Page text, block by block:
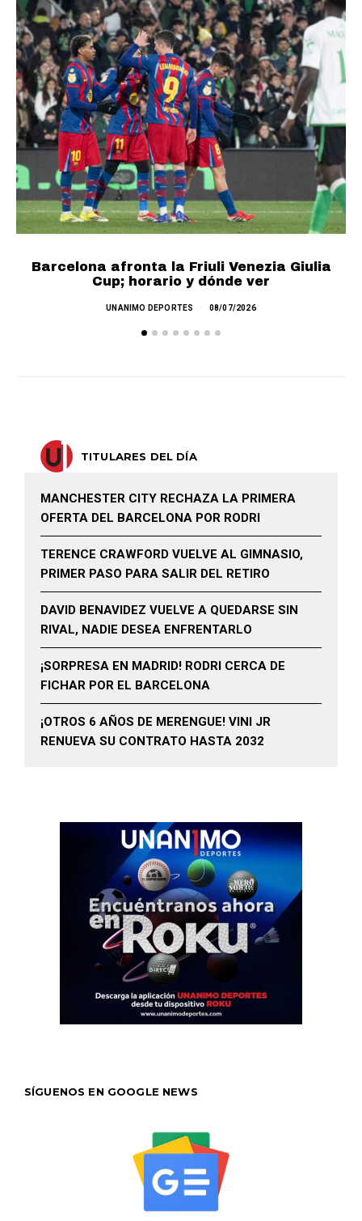
Barcelona afronta la Friuli Venezia Giulia
Cup; horario y dónde ver
UNANIMO DEPORTES 08/07/2026
TITULARES DEL DÍA
MANCHESTER CITY RECHAZA LA PRIMERA
OFERTA DEL BARCELONA POR RODRI
TERENCE CRAWFORD VUELVE AL GIMNASIO,
PRIMER PASO PARA SALIR DEL RETIRO
DAVID BENAVIDEZ VUELVE A QUEDARSE SIN
RIVAL, NADIE DESEA ENFRENTARLO
¡SORPRESA EN MADRID! RODRI CERCA DE
FICHAR POR EL BARCELONA
¡OTROS 6 AÑOS DE MERENGUE! VINI JR
RENUEVA SU CONTRATO HASTA 2032
SÍGUENOS EN GOOGLE NEWS